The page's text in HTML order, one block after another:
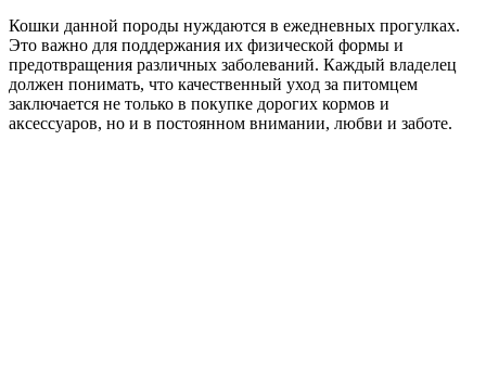
Кошки данной породы нуждаются в ежедневных прогулках.
Это важно для поддержания их физической формы и
предотвращения различных заболеваний. Каждый владелец
должен понимать, что качественный уход за питомцем
заключается не только в покупке дорогих кормов и
аксессуаров, но и в постоянном внимании, любви и заботе.